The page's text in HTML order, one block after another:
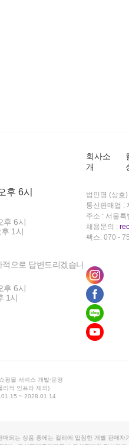
후 6시
후 6시
1시
으로 답변드리겠습니
후 6시
1시
회사소
개
법인명 (상호)
통신판매업 :
주소 : 서울
채용문의 :
팩스: 070 -
핑몰 서비스 개발·운영
리적 인프라 제외)
~ 2028.01.14
매되는 상품 중에는 컬리에 입점한 개별 판매